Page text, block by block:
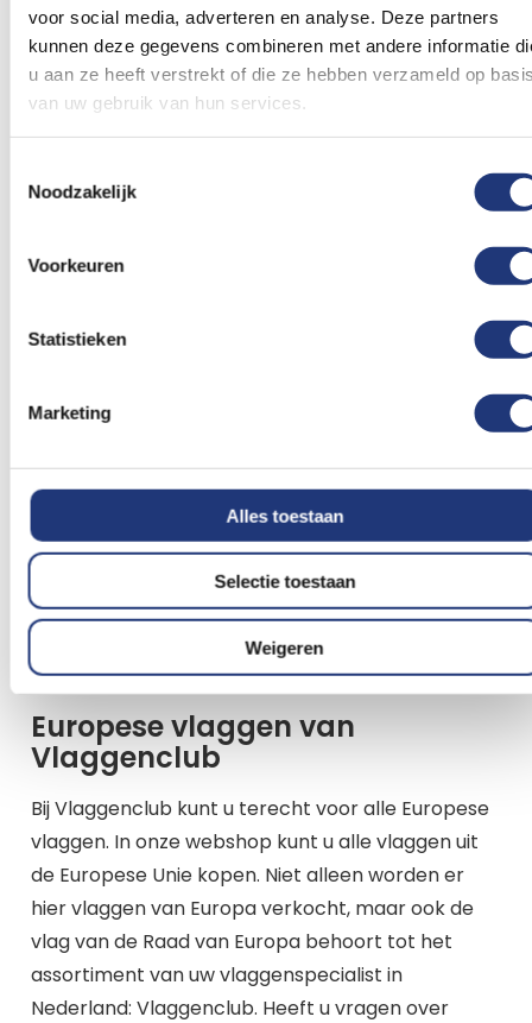
voor social media, adverteren en analyse. Deze partners
kunnen deze gegevens combineren met andere informatie
u aan ze heeft verstrekt of die ze hebben verzameld op
van uw gebruik van hun services.
Noodzakelijk
Voorkeuren
Statistieken
Marketing
Alles toestaan
Selectie toestaan
Weigeren
Vlag Tsjechie Vlag Turkije
Vlag Vaticaanstad
Vlag Zwitserland
Europese vlaggen van
Vlaggenclub
Bij Vlaggenclub kunt u terecht voor alle Europese
vlaggen. In onze webshop kunt u alle vlaggen uit
de Europese Unie kopen. Niet alleen worden er
hier vlaggen van Europa verkocht, maar ook de
vlag van de Raad van Europa behoort tot het
assortiment van uw vlaggenspecialist in
Nederland: Vlaggenclub. Heeft u vragen over